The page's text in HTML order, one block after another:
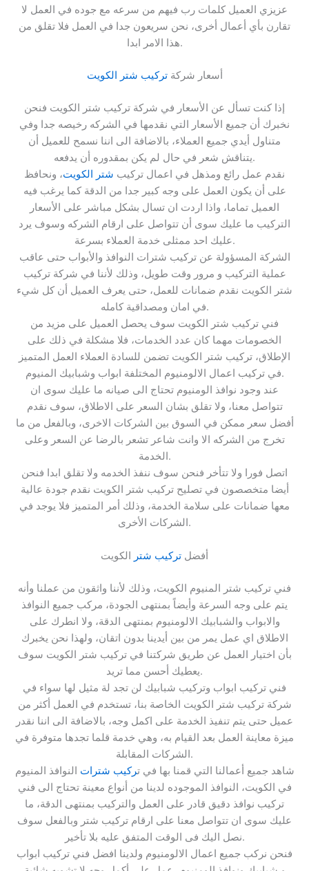
عزيزي العميل كلمات رب فيهم من سرعه مع جوده في العمل لا
تقارن بأي أعمال أخرى، نحن سريعون جدا في العمل فلا تقلق من
هذا الامر ابدا.
أسعار شركة تركيب شتر الكويت
إذا كنت تسأل عن الأسعار في شركة تركيب شتر الكويت فنحن
نخبرك أن جميع الأسعار التي نقدمها في الشركه رخيصه جدا وفي
متناول أيدي جميع العملاء، بالاضافة الى اننا نسمح للعميل أن
يتناقش شعر في حال لم يكن بمقدوره أن يدفعه.
نقدم عمل رائع ومذهل في اعمال تركيب شتر الكويت، ونحافظ
على أن يكون العمل على وجه كبير جدا من الدقة كما يرغب فيه
العميل تماما، واذا اردت ان تسال بشكل مباشر على الأسعار
التركيب ما عليك سوى أن تتواصل على ارقام الشركه وسوف يرد
عليك احد ممثلى خدمة العملاء بسرعة.
الشركة المسؤولة عن تركيب شترات النوافذ والأبواب حتى عاقب
عملية التركيب و مرور وقت طويل، وذلك لأننا في شركة تركيب
شتر الكويت نقدم ضمانات للعمل، حتى يعرف العميل أن كل شيء
في امان ومصداقية كامله.
فني تركيب شتر الكويت سوف يحصل العميل على مزيد من
الخصومات مهما كان عدد الخدمات، فلا مشكلة في ذلك على
الإطلاق، تركيب شتر الكويت تضمن للسادة العملاء العمل المتميز
في تركيب اعمال الالومنيوم المختلفة ابواب وشبابيك المنيوم.
عند وجود نوافذ الومنيوم تحتاج الى صيانه ما عليك سوى ان
تتواصل معنا، ولا تقلق بشان السعر على الاطلاق، سوف نقدم
أفضل سعر ممكن في السوق بين الشركات الاخرى، وبالفعل من ما
تخرج من الشركه الا وانت شاعر تشعر بالرضا عن السعر وعلى
الخدمة.
اتصل فورا ولا تتأخر فنحن سوف ننفذ الخدمه ولا تقلق ابدا فنحن
أيضا متخصصون في تصليح تركيب شتر الكويت نقدم جودة عالية
معها ضمانات على سلامة الخدمة، وذلك أمر المتميز فلا يوجد في
الشركات الأخرى.
أفضل تركيب شتر الكويت
فني تركيب شتر المنيوم الكويت، وذلك لأننا واثقون من عملنا وأنه
يتم على وجه السرعة وأيضاً بمنتهى الجودة، مركب جميع النوافذ
والابواب والشبابيك الالومنيوم بمنتهى الدقة، ولا انطرك على
الاطلاق اي عمل يمر من بين أيدينا بدون اتقان، ولهذا نحن يخبرك
بأن اختيار العمل عن طريق شركتنا في تركيب شتر الكويت سوف
يعطيك أحسن مما تريد.
فني تركيب ابواب وتركيب شبابيك لن تجد لة مثيل لها سواء في
شركة تركيب شتر الكويت الخاصة بنا، تستخدم في العمل أكثر من
عميل حتى يتم تنفيذ الخدمة على اكمل وجه، بالاضافة الى اننا نقدر
ميزة معاينة العمل بعد القيام به، وهي خدمة قلما تجدها متوفرة في
الشركات المقابلة.
شاهد جميع أعمالنا التي قمنا بها في تركيب شترات النوافذ المنيوم
في الكويت، النوافذ الموجوده لدينا من أنواع معينة تحتاج الى فني
تركيب نوافذ دقيق قادر على العمل والتركيب بمنتهى الدقة، ما
عليك سوى ان تتواصل معنا على ارقام تركيب شتر وبالفعل سوف
نصل اليك فى الوقت المتفق عليه بلا تأخير.
فنحن نركب جميع اعمال الالومنيوم ولدينا افضل فني تركيب ابواب